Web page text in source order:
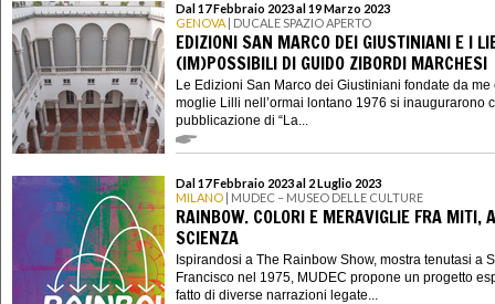
Dal 17 Febbraio 2023 al 19 Marzo 2023
GENOVA | DUCALE SPAZIO APERTO
EDIZIONI SAN MARCO DEI GIUSTINIANI E I
(IM)POSSIBILI DI GUIDO ZIBORDI MARCHESI
Le Edizioni San Marco dei Giustiniani fondate da me
moglie Lilli nell’ormai lontano 1976 si inaugurarono
pubblicazione di “La...
Dal 17 Febbraio 2023 al 2 Luglio 2023
MILANO | MUDEC – MUSEO DELLE CULTURE
RAINBOW. COLORI E MERAVIGLIE FRA MITI,
SCIENZA
Ispirandosi a The Rainbow Show, mostra tenutasi a
Francisco nel 1975, MUDEC propone un progetto
fatto di diverse narrazioni legate...